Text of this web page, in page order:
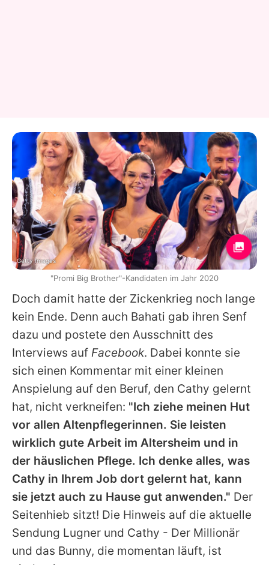
Doch damit hatte der Zickenkrieg noch lange
kein Ende. Denn auch Bahati gab ihren Senf
dazu und postete den Ausschnitt des
Interviews auf Facebook. Dabei konnte sie
sich einen Kommentar mit einer kleinen
Anspielung auf den Beruf, den Cathy gelernt
hat, nicht verkneifen: "Ich ziehe meinen Hut
vor allen Altenpflegerinnen. Sie leisten
wirklich gute Arbeit im Altersheim und in
der häuslichen Pflege. Ich denke alles, was
Cathy in Ihrem Job dort gelernt hat, kann
sie jetzt auch zu Hause gut anwenden." Der
Seitenhieb sitzt! Die Hinweis auf die aktuelle
Sendung Lugner und Cathy - Der Millionär
und das Bunny, die momentan läuft, ist
Getty Images
"Promi Big Brother"-Kandidaten im Jahr 2020